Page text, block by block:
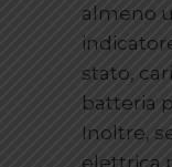
almeno
stato,
batteria
Inoltre,
elettrica